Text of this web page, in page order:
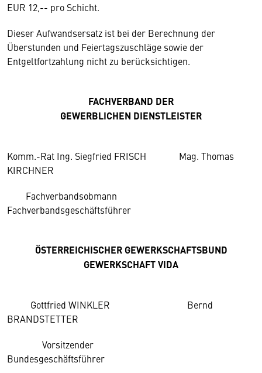
EUR 12,-- pro Schicht.
Dieser Aufwandsersatz ist bei der Berechnung der
Überstunden und Feiertagszuschläge sowie der
Entgeltfortzahlung nicht zu berücksichtigen.
FACHVERBAND DER
GEWERBLICHEN DIENSTLEISTER
Komm.-Rat Ing. Siegfried FRISCH Mag. Thomas
KIRCHNER
Fachverbandsobmann
Fachverbandsgeschäftsführer
ÖSTERREICHISCHER GEWERKSCHAFTSBUND
GEWERKSCHAFT VIDA
Gottfried WINKLER Bernd
BRANDSTETTER
Vorsitzender
Bundesgeschäftsführer